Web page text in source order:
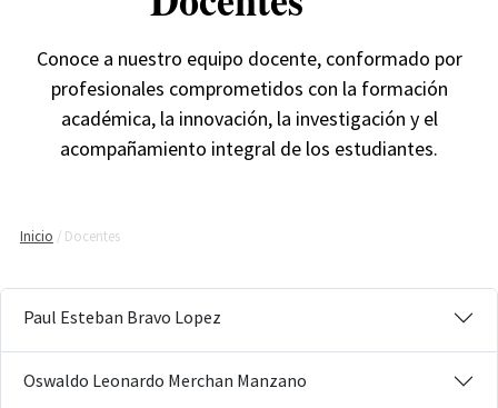
Conoce a nuestro equipo docente, conformado por
profesionales comprometidos con la formación
académica, la innovación, la investigación y el
acompañamiento integral de los estudiantes.
Inicio Docentes
Paul Esteban Bravo Lopez
Oswaldo Leonardo Merchan Manzano